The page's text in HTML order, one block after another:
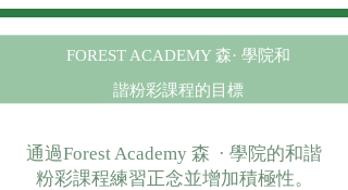
FOREST ACADEMY 森· 學院和
諧粉彩課程的目標
通過Forest Academy 森 · 學院的和諧
粉彩課程練習正念並增加積極性。